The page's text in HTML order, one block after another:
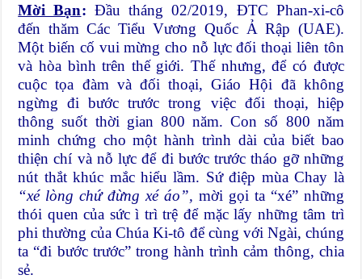
Mời Bạn: Đầu tháng 02/2019, ĐTC Phan-xi-cô
đến thăm Các Tiểu Vương Quốc Ả Rập (UAE).
Một biến cố vui mừng cho nỗ lực đối thoại liên tôn
và hòa bình trên thế giới. Thế nhưng, để có được
cuộc tọa đàm và đối thoại, Giáo Hội đã không
ngừng đi bước trước trong việc đối thoại, hiệp
thông suốt thời gian 800 năm. Con số 800 năm
minh chứng cho một hành trình dài của biết bao
thiện chí và nỗ lực để đi bước trước tháo gỡ những
nút thắt khúc mắc hiểu lầm. Sứ điệp mùa Chay là
“xé lòng chứ đừng xé áo”, mời gọi ta “xé” những
thói quen của sức ì trì trệ để mặc lấy những tâm trì
phi thường của Chúa Ki-tô để cùng với Ngài, chúng
ta “đi bước trước” trong hành trình cảm thông, chia
sẻ.